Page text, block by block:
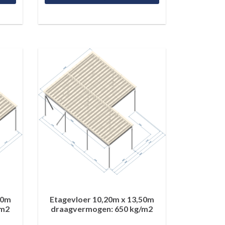
Etagevloer 10,20m x 13,50m
draagvermogen: 650 kg/m2